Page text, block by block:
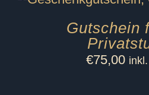
Gutschein
€75,00